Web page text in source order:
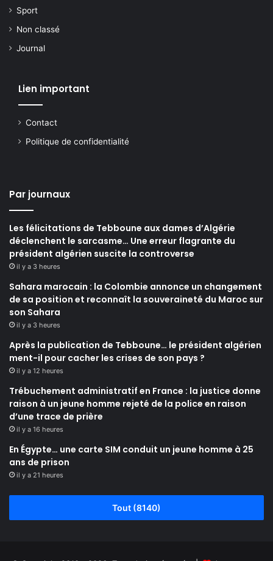
Sport
Non classé
Journal
Lien important
Contact
Politique de confidentialité
Par journaux
Les félicitations de Tebboune aux dames d’Algérie
déclenchent le sarcasme… Une erreur flagrante du
président algérien suscite la controverse
il y a 3 heures
Sahara marocain : la Colombie annonce un changement
de sa position et reconnaît la souveraineté du Maroc sur
son Sahara
il y a 3 heures
Après la publication de Tebboune… le président algérien
ment-il pour cacher les crises de son pays ?
il y a 12 heures
Trébuchement administratif en France : la justice donne
raison à un jeune homme rejeté de la police en raison
d’une trace de prière
il y a 16 heures
En Égypte… une carte SIM conduit un jeune homme à 25
ans de prison
il y a 21 heures
Tout (8140)